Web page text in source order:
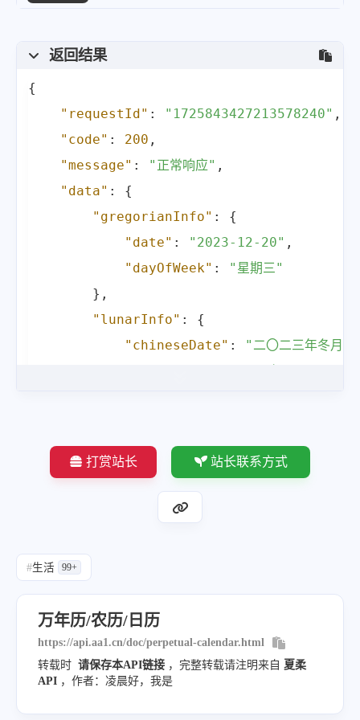
返回结果
{
"requestId" : "1725843427213578240" ,
"code" : 200 ,
"message" : "正常响应" ,
"data" :
{
"gregorianInfo" :
{
"date" : "2023-12-20" ,
"dayOfWeek" :
"星期三"
} ,
"lunarInfo" :
{
"chineseDate" :
"二〇二三年冬月
"day"
: 8,
"leapMonth"
"traditionalChineseInfo"
"currentJieQi"
"冬至"
"nextJieQiTime"
打赏站长 站长联系方式
#生活 99+
万年历/农历/日历
https://api.aa1.cn/doc/perpetual-calendar.html
转载时 请保存本API链接 ，完整转载请注明来自 夏柔
API ，作者：凌晨好，我是